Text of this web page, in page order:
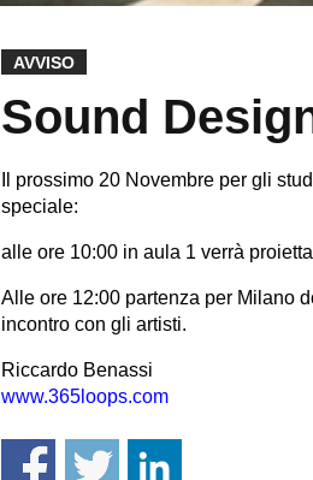
AVVISO
Sound
Il prossimo 20 Novembre per gli
speciale:
alle ore 10:00 in aula 1 verrà
Alle ore 12:00 partenza per Milano
incontro con gli artisti.
Riccardo Benassi
www.365loops.com